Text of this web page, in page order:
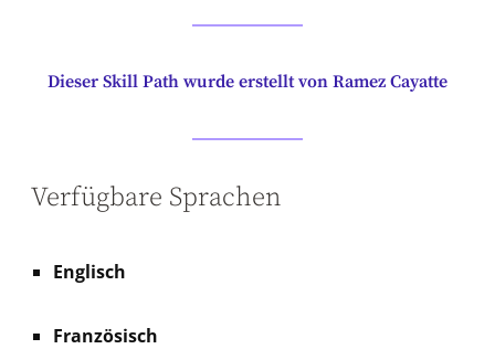
Dieser Skill Path wurde erstellt von Ramez Cayatte
Verfügbare Sprachen
Englisch
Französisch